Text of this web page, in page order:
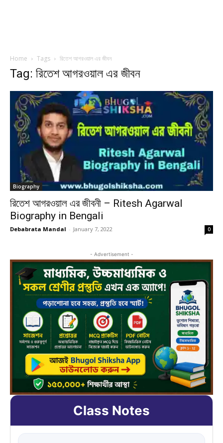
Home Tags রিতেশ আগরওয়াল এর জীবন
Tag: রিতেশ আগরওয়াল এর জীবন
Biography
রিতেশ আগরওয়াল এর জীবনী – Ritesh Agarwal
Biography in Bengali
Debabrata Mandal - January 7, 2022 0
- Advertisement -
Class Notes